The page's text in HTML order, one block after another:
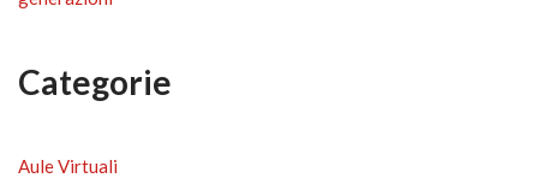
Categorie
Aule Virtuali